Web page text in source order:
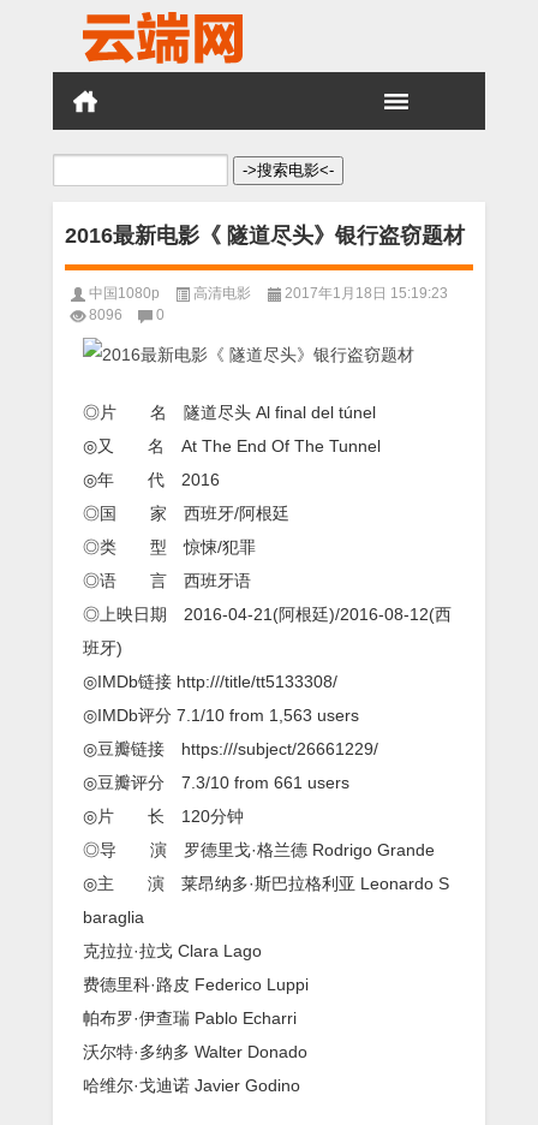
搜
2016最新电影《 隧道尽头》银行盗窃题材
中国1080p 高清电影
2017年1月18日 15:19:23
8096
0
◎片 名 隧道尽头 Al final del túnel
◎又 名 At The End Of The Tunnel
◎年 代 2016
◎国 家 西班牙/阿根廷
◎类 型 惊悚/犯罪
◎语 言 西班牙语
◎上映日期 2016-04-21(阿根廷)/2016-08-12(西
班牙)
◎IMDb链接 http:///title/tt5133308/
◎IMDb评分 7.1/10 from 1,563 users
◎豆瓣链接 https:///subject/26661229/
◎豆瓣评分 7.3/10 from 661 users
◎片 长 120分钟
◎导 演 罗德里戈·格兰德 Rodrigo Grande
◎主 演 莱昂纳多·斯巴拉格利亚 Leonardo S
baraglia
克拉拉·拉戈 Clara Lago
费德里科·路皮 Federico Luppi
帕布罗·伊查瑞 Pablo Echarri
沃尔特·多纳多 Walter Donado
哈维尔·戈迪诺 Javier Godino